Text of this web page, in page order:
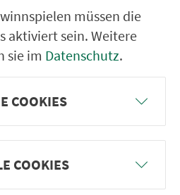
W.-Rose-Allee
H.-Scholl-Allee
Silcherstr.
Altenwohnh.
Str.
Str./ Fa. HBC
müssen die
aktiviert sein. Weitere
sie im Datenschutz.
COOKIES
COOKIES